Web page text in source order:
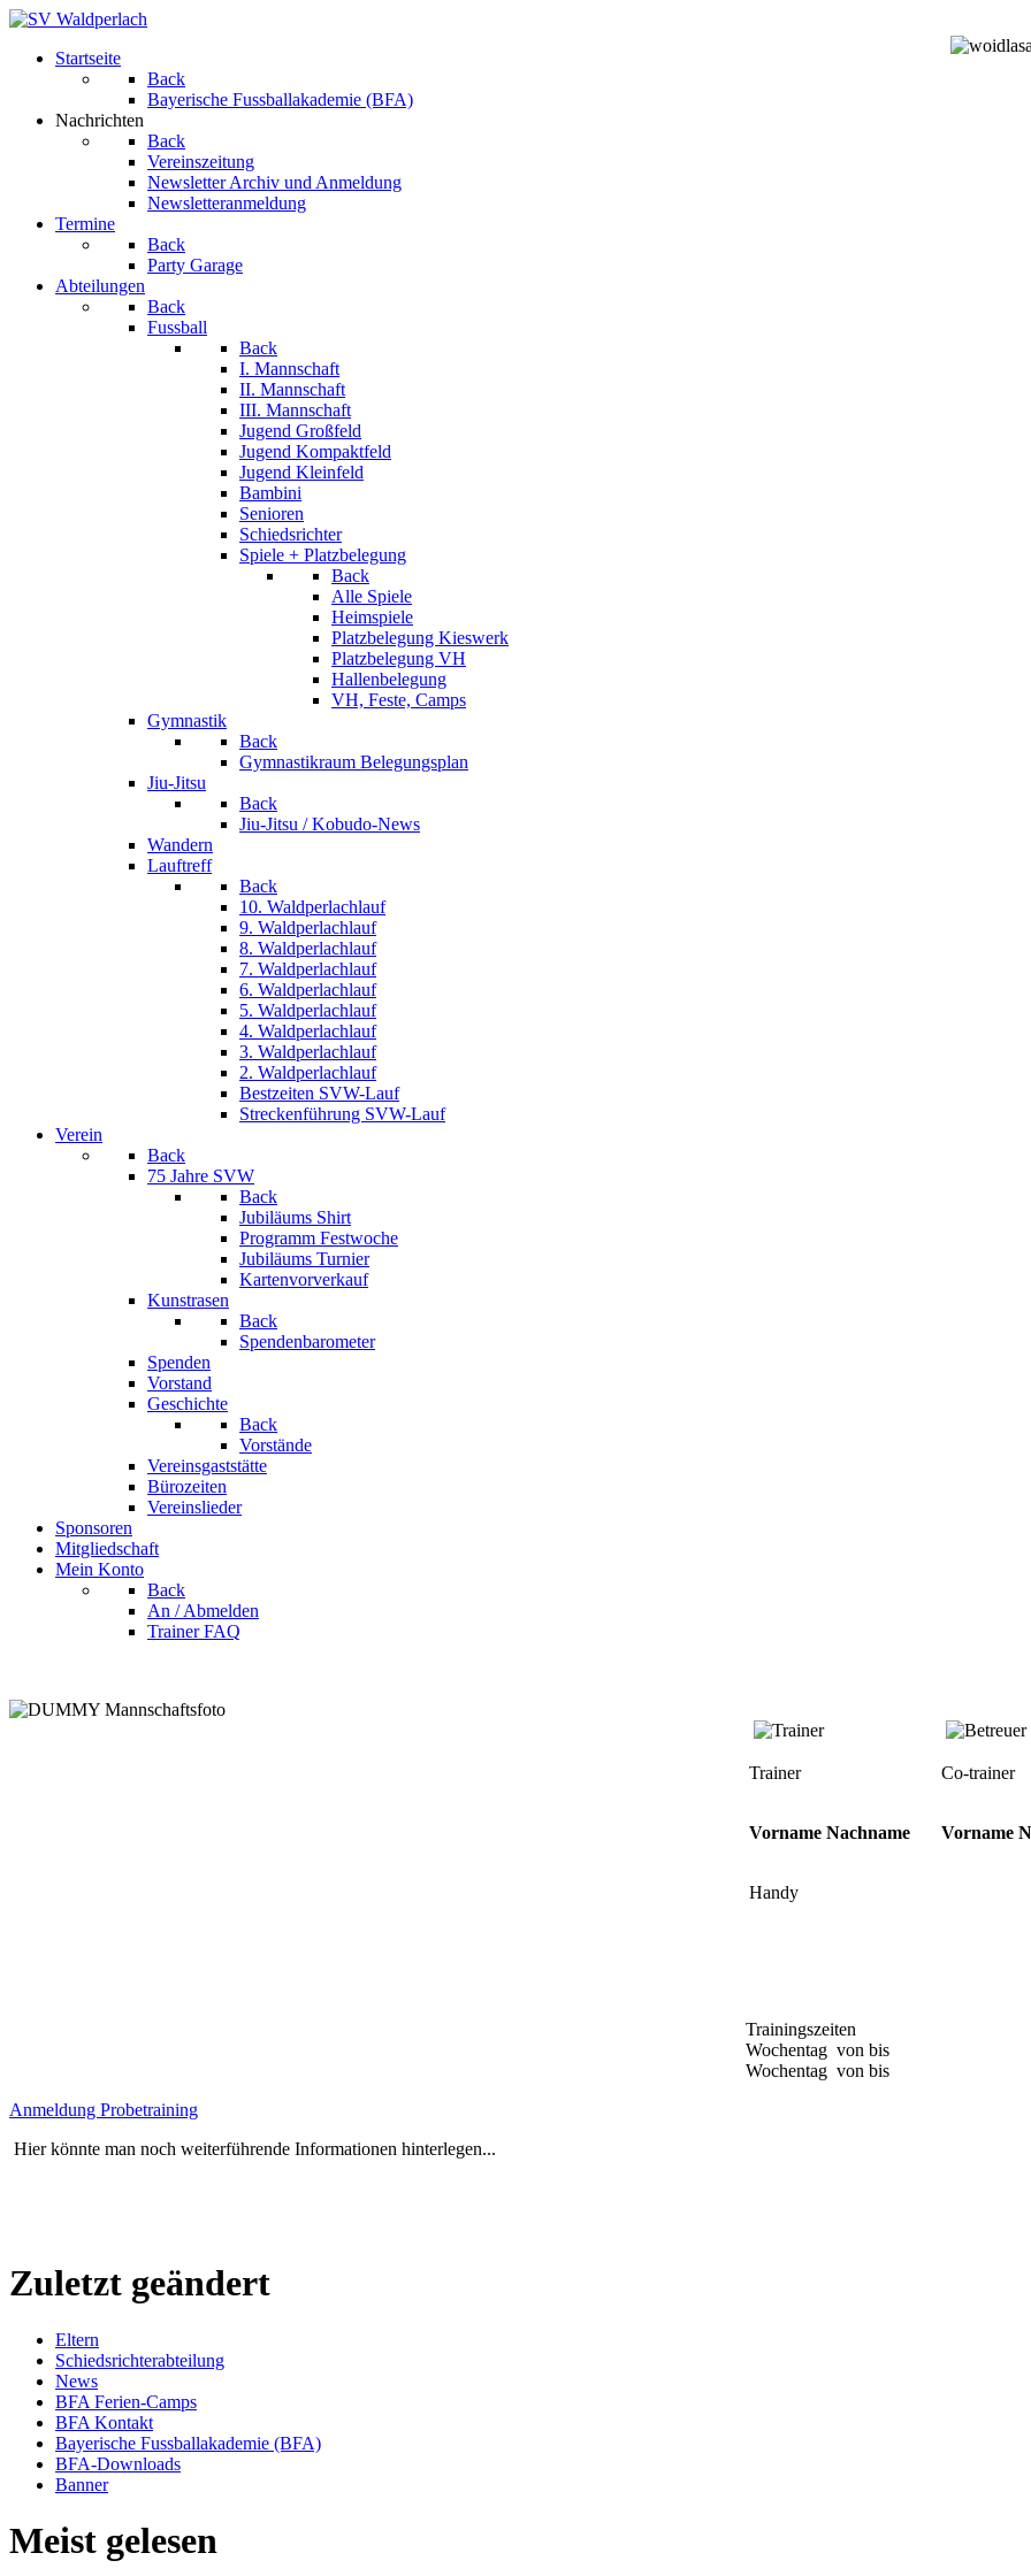
Startseite
Back
Bayerische Fussballakademie (BFA)
Nachrichten
Back
Vereinszeitung
Newsletter Archiv und Anmeldung
Newsletteranmeldung
Termine
Back
Party Garage
Abteilungen
Back
Fussball
Back
I. Mannschaft
II. Mannschaft
III. Mannschaft
Jugend Großfeld
Jugend Kompaktfeld
Jugend Kleinfeld
Bambini
Senioren
Schiedsrichter
Spiele + Platzbelegung
Back
Alle Spiele
Heimspiele
Platzbelegung Kieswerk
Platzbelegung VH
Hallenbelegung
VH, Feste, Camps
Gymnastik
Back
Gymnastikraum Belegungsplan
Jiu-Jitsu
Back
Jiu-Jitsu / Kobudo-News
Wandern
Lauftreff
Back
10. Waldperlachlauf
9. Waldperlachlauf
8. Waldperlachlauf
7. Waldperlachlauf
6. Waldperlachlauf
5. Waldperlachlauf
4. Waldperlachlauf
3. Waldperlachlauf
2. Waldperlachlauf
Bestzeiten SVW-Lauf
Streckenführung SVW-Lauf
Verein
Back
75 Jahre SVW
Back
Jubiläums Shirt
Programm Festwoche
Jubiläums Turnier
Kartenvorverkauf
Kunstrasen
Back
Spendenbarometer
Spenden
Vorstand
Geschichte
Back
Vorstände
Vereinsgaststätte
Bürozeiten
Vereinslieder
Sponsoren
Mitgliedschaft
Mein Konto
Back
An / Abmelden
Trainer FAQ
Trainer Co-trainer
Vorname Nachname Vorname
Handy
Trainingszeiten
Wochentag von bis
Wochentag von bis
Anmeldung Probetraining
Hier könnte man noch weiterführende Informationen hinterlegen...
Zuletzt geändert
Eltern
Schiedsrichterabteilung
News
BFA Ferien-Camps
BFA Kontakt
Bayerische Fussballakademie (BFA)
BFA-Downloads
Banner
Meist gelesen